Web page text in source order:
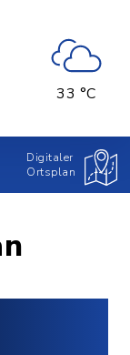
33 °C
Digitaler
Ortsplan